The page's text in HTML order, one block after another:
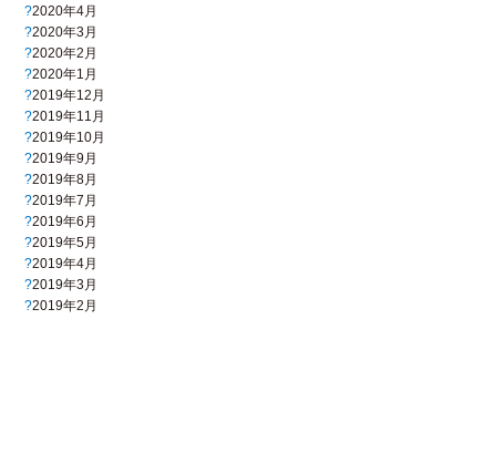
2020年4月
2020年3月
2020年2月
2020年1月
2019年12月
2019年11月
2019年10月
2019年9月
2019年8月
2019年7月
2019年6月
2019年5月
2019年4月
2019年3月
2019年2月